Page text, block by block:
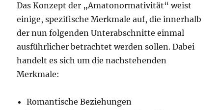
Das Konzept der „Amatonormativität“ weist
einige, spezifische Merkmale auf, die innerhalb
der nun folgenden Unterabschnitte einmal
ausführlicher betrachtet werden sollen. Dabei
handelt es sich um die nachstehenden
Merkmale:
Romantische Beziehungen